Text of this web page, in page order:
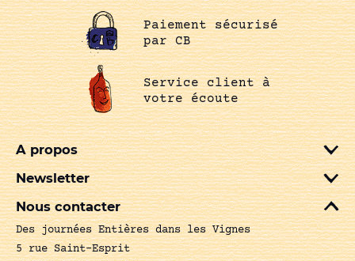
Paiement sécurisé
par CB
Service client à
votre écoute
A propos
Newsletter
Nous contacter
Des journées Entières dans les Vignes
5 rue Saint-Esprit